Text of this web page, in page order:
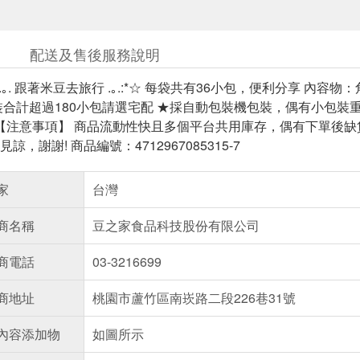
配送及售後服務說明
. 跟著米豆去旅行 .｡.:*☆ 每袋共有36小包，便利分享 內容物
計超過180小包請選宅配 ★採自動包裝機包裝，偶有小包裝
注意事項】 商品流動性快且多個平台共用庫存，偶有下單後
諒，謝謝! 商品編號：4712967085315-7
台灣
名稱
豆之家食品科技股份有限公司
電話
03-3216699
地址
桃園市蘆竹區南崁路二段226巷31號
容添加物
如圖所示